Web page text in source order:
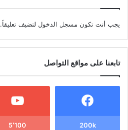
يجب أنت تكون مسجل الدخول لتضيف تعليقاً.
تابعنا على مواقع التواصل
200k 5٬100